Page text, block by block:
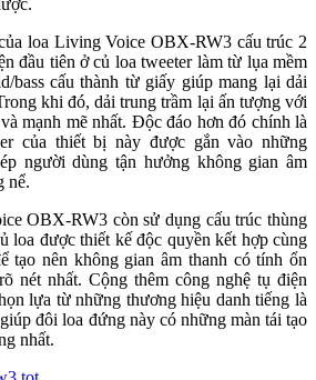
loa Living Voice OBX-RW3 cấu trúc 2
đầu tiên ở củ loa tweeter làm từ lụa mềm
bass cấu thành từ giấy giúp mang lại dải
khi đó, dải trung trầm lại ấn tượng với
mạnh mẽ nhất. Độc đáo hơn đó chính là
của thiết bị này được gắn vào những
người dùng tận hưởng không gian âm
nể.
OBX-RW3 còn sử dụng cấu trúc thùng
loa được thiết kế độc quyền kết hợp cùng
tạo nên không gian âm thanh có tính ổn
nét nhất. Cộng thêm công nghệ tụ điện
lựa từ những thương hiệu danh tiếng là
đôi loa đứng này có những màn tái tạo
nhất.